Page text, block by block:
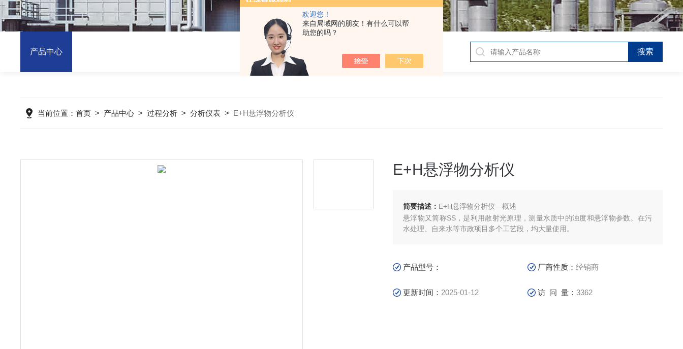
欢迎您！
来自局域网的朋友！有什么可以帮
助您的吗？
产品中心
当前位置：首页 > 产品中心 >过程分析 >分析仪表 > E+H悬浮物分析仪
E+H悬浮物分析仪
简要描述： E+H悬浮物分析仪—概述
悬浮物又简称SS，是利用散射光原理，测量水质中的浊度和悬浮物参数。在污
水处理、自来水等市政项目多个工艺段，均大量使用。
产品型号： 厂商性质：经销商
更新时间： 2025-01-12 访 问 量：3362